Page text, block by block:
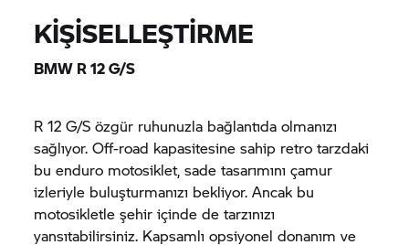
KIŞISELLEŞTIRME
BMW R 12 G/S
R 12 G/S özgür ruhunuzla bağlantıda olmanızı
sağlıyor. Off-road kapasitesine sahip retro tarzdaki
bu enduro motosiklet, sade tasarımını çamur
izleriyle buluşturmanızı bekliyor. Ancak bu
motosikletle şehir içinde de tarzınızı
yansıtabilirsiniz. Kapsamlı opsiyonel donanım ve